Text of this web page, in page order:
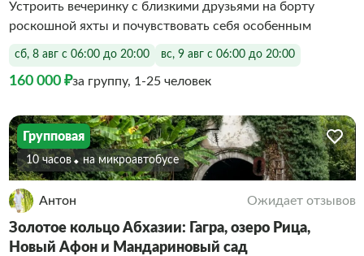
Устроить вечеринку с близкими друзьями на борту
роскошной яхты и почувствовать себя особенным
сб, 8 авг с 06:00 до 20:00 вс, 9 авг с 06:00 до 20:00
160 000 ₽за группу, 1-25 человек
Групповая
10 часов На микроавтобусе
Антон Ожидает отзывов
Золотое кольцо Абхазии: Гагра, озеро Рица,
Новый Афон и Мандариновый сад